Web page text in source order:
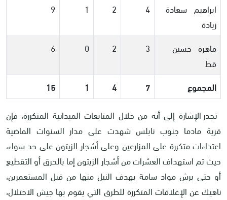
ابراهيم سعادة
زيادة
4
2
1
9
ماهرة حسين
قط
3
2
0
6
المجموع 7
4
1
15
تجدر الإشارة إلى أنه من خلال المتابعات الميدانية المتكررة، فإن
قرية مادما جنوب نابلس شهدت على مدار السنوات الماضية
اعتداءات متكررة على المزارعين وعلى أشجار الزيتون على حد سواء،
حيث تم استهداف العشرات من أشجار الزيتون إما بالحرق أو التقطيع
أو حتى برش مواد سامة بهدف النيل منها من قبل المستعمرين،
ناهيك عن الإغلاقات المتكررة للطرق التي يقوم بها جيش الاحتلال،